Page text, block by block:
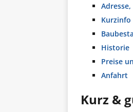
Kurzinfo
Historie
Preise
Anfahrt
Kurz &